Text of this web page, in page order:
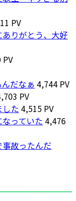
PV
ありがとう、大好
PV
だなぁ 4,744 PV
PV
た 4,515 PV
っていた 4,476
事故ったんだ